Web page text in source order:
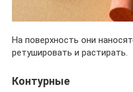
На поверхность они
ретушировать и растирать.
Контурные